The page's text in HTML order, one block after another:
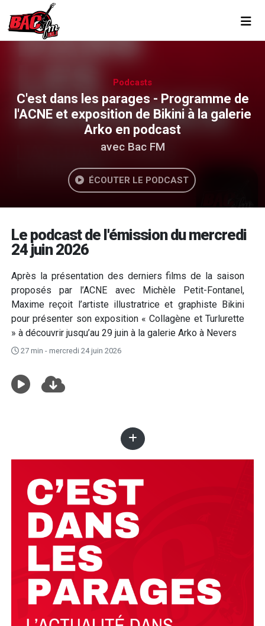
Podcasts
C'est dans les parages - Programme de
l'ACNE et exposition de Bikini à la galerie
Arko en podcast
avec Bac FM
ÉCOUTER LE PODCAST
Le podcast de l'émission du mercredi
24 juin 2026
Après la présentation des derniers films de la saison
proposés par l’ACNE avec Michèle Petit-Fontanel,
Maxime reçoit l’artiste illustratrice et graphiste Bikini
pour présenter son exposition « Collagène et Turlurette
» à découvrir jusqu’au 29 juin à la galerie Arko à Nevers
27 min - mercredi 24 juin 2026